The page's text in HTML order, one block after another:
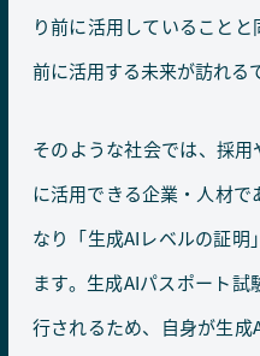
り前に活用していること
前に活用する未来が訪れる
そのような社会では、採
に活用できる企業・人材
なり「生成AIレベルの証明
ます。生成AIパスポート
行されるため、自身が生